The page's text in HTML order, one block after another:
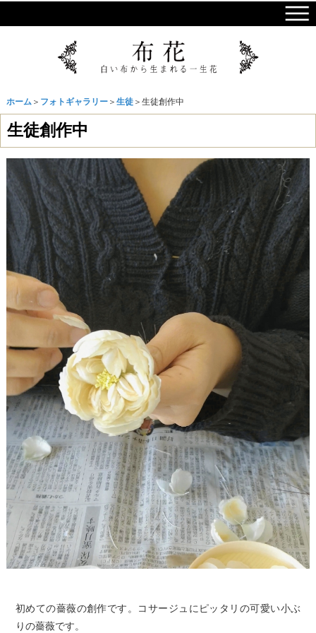
ホーム＞ フォトギャラリー＞ 生徒＞生徒創作中
生徒創作中
初めての薔薇の創作です。コサージュにピッタリの可愛い小ぶ
りの薔薇です。